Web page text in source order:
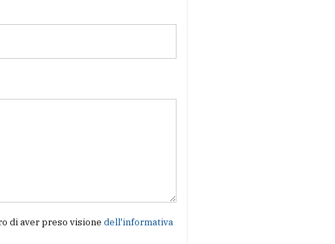
di aver preso visione dell'informativa